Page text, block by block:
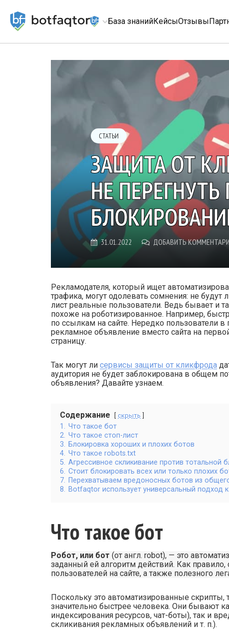
База знанийКейсыОтзывы
СТАТЬИ
ЗАЩИТА ОТ
НЕ
31.01.2022 ДОБАВИТЬ
Рекламодателя, который ищет
трафика, могут одолевать сомнения: не
лист реальные пользователи. Ведь бывает и
похоже на роботизированное. Например,
по ссылкам на сайте. Нередко пользователи
рекламное объявление вместо сайта на
страницу.
Так могут ли сервисы защиты от кликфрода
аудитория не будет заблокирована в общем
объявления? Давайте узнаем.
Содержание скрыть
1. Что такое бот
2. Что такое стоп-лист
3. Блокировка хороших и плохих ботов
4. Что такое robots.txt
5. Агрессивное скликивание против тотальной
6. Стоит блокировать всех или только плохих
7. Перехватываем вредоносных ботов из
8. Botfaqtor использует универсальный подход
Что такое бот
Робот, или бот (от англ. robot), — это
заданный ей алгоритм действий. Как
пользователей на сайте, а также полезного
Поскольку это автоматизированные
значительно быстрее человека. Они бывают
индексирования ресурсов, чат-боты), так и
скликивания рекламных объявлений и т. п.).